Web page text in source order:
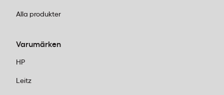
Alla produkter
Varumärken
HP
Leitz